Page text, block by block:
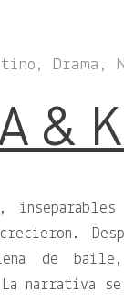
Drama,
&
de
narrativa